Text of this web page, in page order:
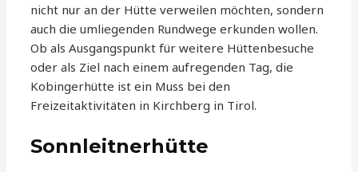
nicht nur an der Hütte verweilen möchten, sondern
auch die umliegenden Rundwege erkunden wollen.
Ob als Ausgangspunkt für weitere Hüttenbesuche
oder als Ziel nach einem aufregenden Tag, die
Kobingerhütte ist ein Muss bei den
Freizeitaktivitäten in Kirchberg in Tirol.
Sonnleitnerhütte